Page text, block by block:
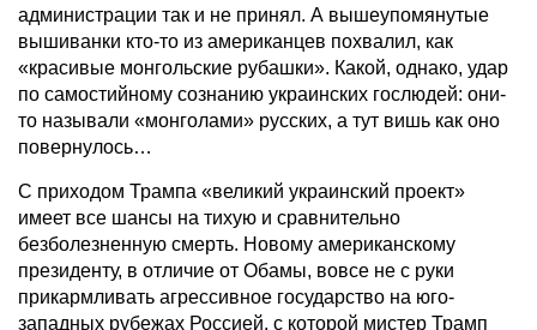
администрации так и не принял. А вышеупомянутые
вышиванки кто-то из американцев похвалил, как
«красивые монгольские рубашки». Какой, однако, удар
по самостийному сознанию украинских гослюдей: они-
то называли «монголами» русских, а тут вишь как оно
повернулось…
С приходом Трампа «великий украинский проект»
имеет все шансы на тихую и сравнительно
безболезненную смерть. Новому американскому
президенту, в отличие от Обамы, вовсе не с руки
прикармливать агрессивное государство на юго-
западных рубежах Россией, с которой мистер Трамп